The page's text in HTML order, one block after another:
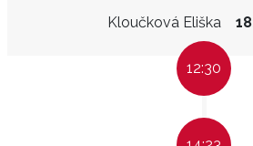
Kloučková Eliška
12:30